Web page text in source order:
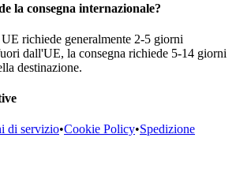
la consegna internazionale?
richiede generalmente 2-5 giorni
dall'UE, la consegna richiede 5-14 giorni
destinazione.
di servizio•Cookie Policy•Spedizione